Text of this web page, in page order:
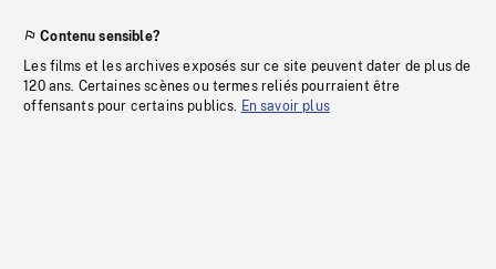
Contenu sensible?
Les films et les archives exposés sur ce site peuvent dater de plus de
120 ans. Certaines scènes ou termes reliés pourraient être
offensants pour certains publics. En savoir plus